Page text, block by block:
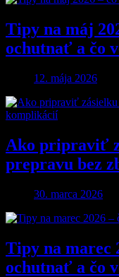
Tipy na máj
ochutnať a čo
12. mája 2026
Ako pripraviť
prepravu bez
30. marca 2026
Tipy na marec
ochutnať a čo